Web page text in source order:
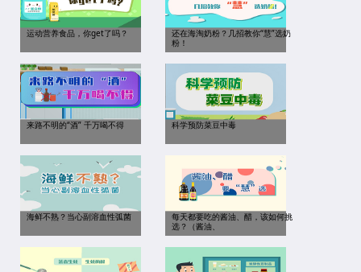
运动营养食品，你get了吗？
还在海淘奶粉？几招教你“慧”选奶
粉！
来路不明的“酒” 千万喝不得 科学预防菜豆中毒
海鲜不熟？当心副溶血性弧菌
每天都要吃的酱油、醋，该如何挑
选？（酱油、